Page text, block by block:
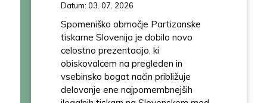
Datum: 03. 07. 2026
Spomeniško območje Partizanske
tiskarne Slovenija je dobilo novo
celostno prezentacijo, ki
obiskovalcem na pregleden in
vsebinsko bogat način približuje
delovanje ene najpomembnejših